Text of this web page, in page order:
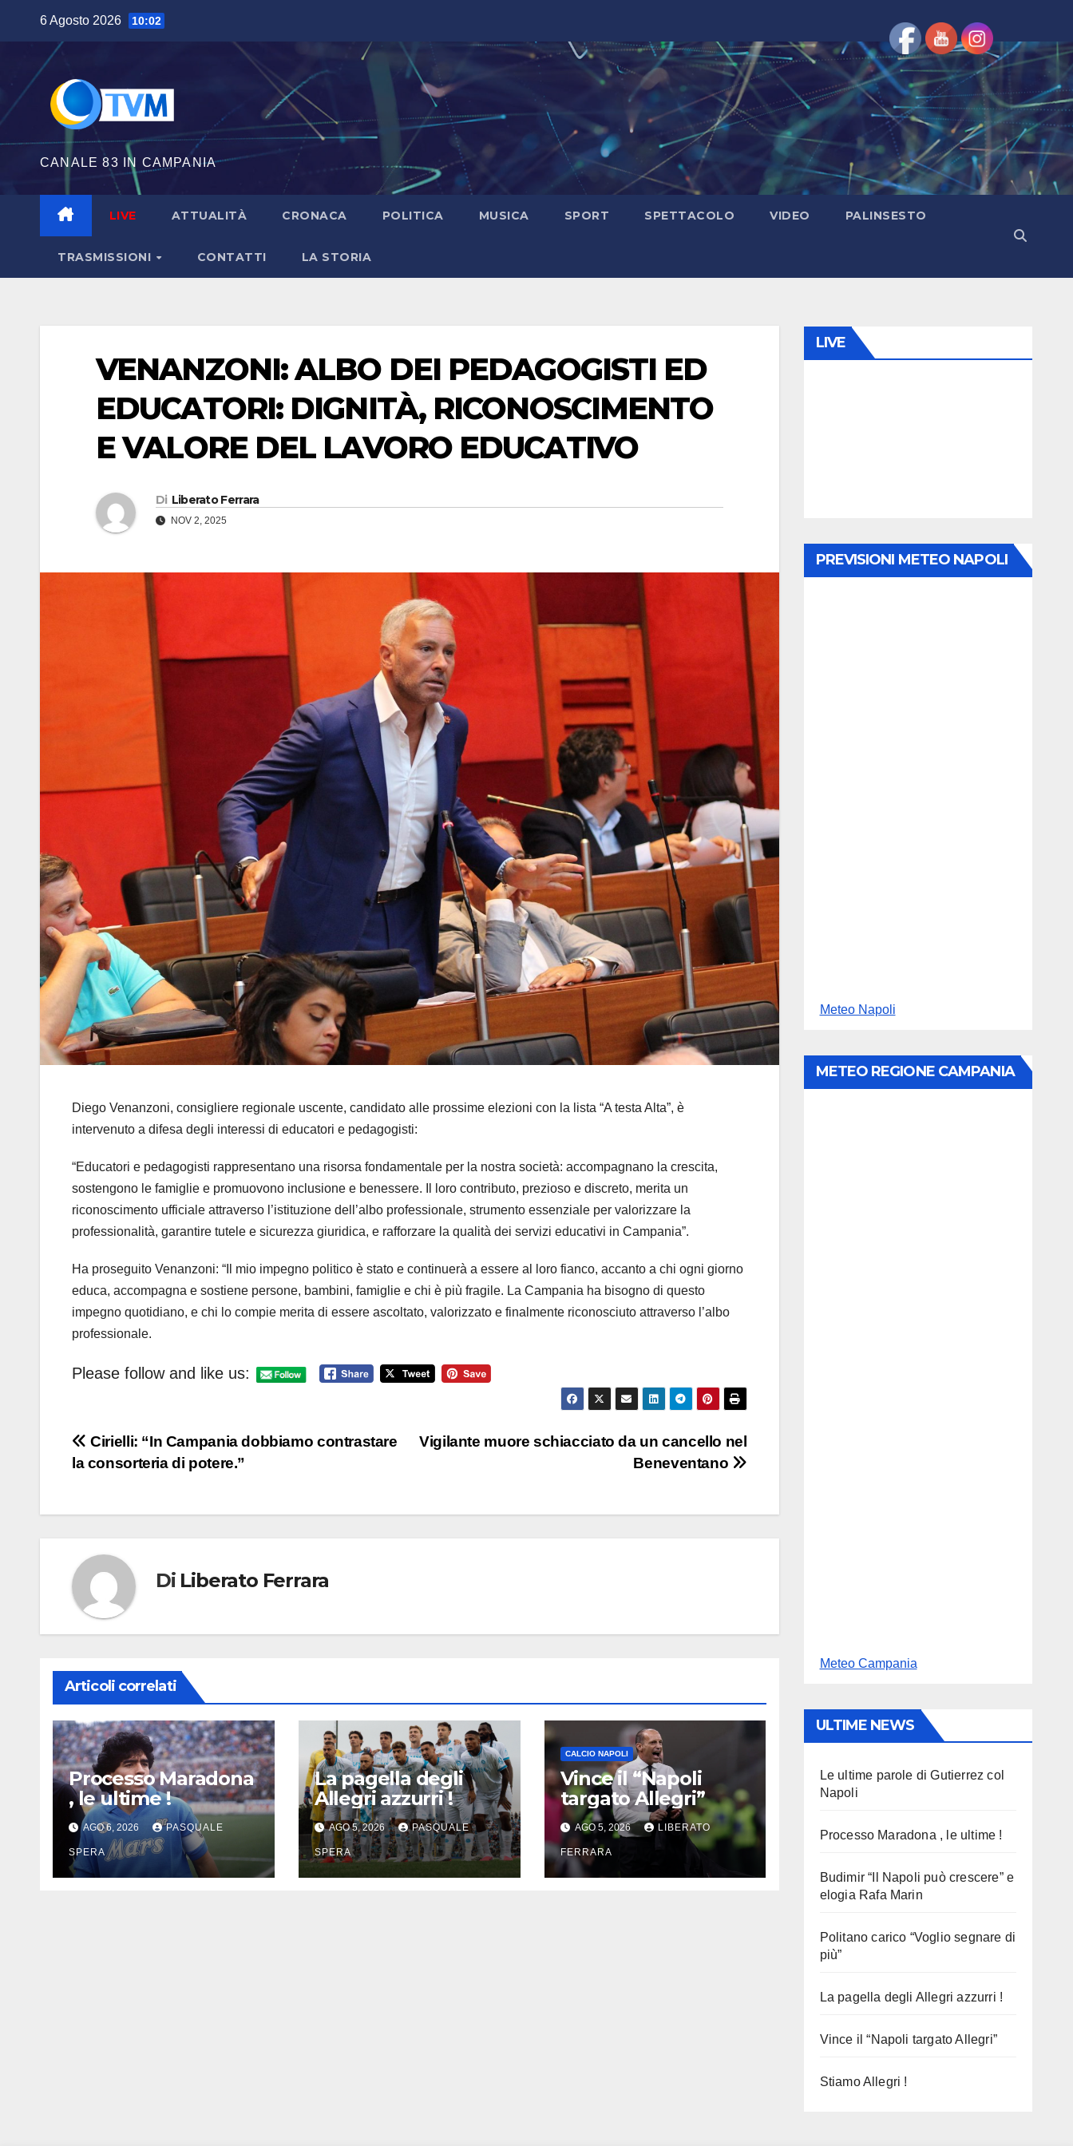
contenuto
6 Agosto 2026 10:02
CANALE 83 IN CAMPANIA
LIVE ATTUALITÀ CRONACA POLITICA MUSICA SPORT SPETTACOLO VIDEO PALINSESTO
TRASMISSIONI CONTATTI LA STORIA
VENANZONI: ALBO DEI PEDAGOGISTI ED
EDUCATORI: DIGNITÀ, RICONOSCIMENTO
E VALORE DEL LAVORO EDUCATIVO
Di Liberato Ferrara
NOV 2, 2025
Diego Venanzoni, consigliere regionale uscente, candidato alle prossime elezioni con la lista “A testa Alta”, è
intervenuto a difesa degli interessi di educatori e pedagogisti:
“Educatori e pedagogisti rappresentano una risorsa fondamentale per la nostra società: accompagnano la crescita,
sostengono le famiglie e promuovono inclusione e benessere. Il loro contributo, prezioso e discreto, merita un
riconoscimento ufficiale attraverso l’istituzione dell’albo professionale, strumento essenziale per valorizzare la
professionalità, garantire tutele e sicurezza giuridica, e rafforzare la qualità dei servizi educativi in Campania”.
Ha proseguito Venanzoni: “Il mio impegno politico è stato e continuerà a essere al loro fianco, accanto a chi ogni giorno
educa, accompagna e sostiene persone, bambini, famiglie e chi è più fragile. La Campania ha bisogno di questo
impegno quotidiano, e chi lo compie merita di essere ascoltato, valorizzato e finalmente riconosciuto attraverso l’albo
professionale.
Please follow and like us:
Navigazione
Vigilante muore schiacciato da un cancello nel
Beneventano
Cirielli: “In Campania dobbiamo contrastare
la consorteria di potere.”
Di Liberato Ferrara
Articoli correlati
Processo Maradona
, le ultime !
AGO 6, 2026 PASQUALE
SPERA
La pagella degli
Allegri azzurri !
AGO 5, 2026 PASQUALE
SPERA
CALCIO NAPOLI
Vince il “Napoli
targato Allegri”
AGO 5, 2026 LIBERATO
FERRARA
LIVE
PREVISIONI METEO NAPOLI
Meteo Napoli
METEO REGIONE CAMPANIA
Meteo Campania
ULTIME NEWS
Le ultime parole di Gutierrez col
Napoli
Processo Maradona , le ultime !
Budimir “Il Napoli può crescere” e
elogia Rafa Marin
Politano carico “Voglio segnare di
più”
La pagella degli Allegri azzurri !
Vince il “Napoli targato Allegri”
Stiamo Allegri !